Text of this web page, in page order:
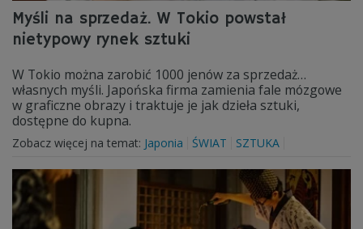
Myśli na sprzedaż. W Tokio powstał
nietypowy rynek sztuki
W Tokio można zarobić 1000 jenów za sprzedaż…
własnych myśli. Japońska firma zamienia fale mózgowe
w graficzne obrazy i traktuje je jak dzieła sztuki,
dostępne do kupna.
Zobacz więcej na temat: Japonia ŚWIAT SZTUKA